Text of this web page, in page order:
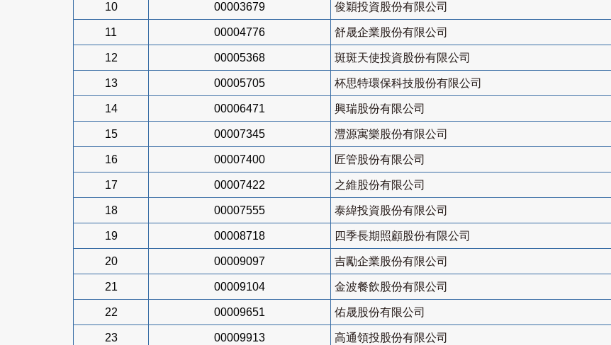
10 00003679 俊穎投資股份有限公司
11 00004776 舒晟企業股份有限公司
12 00005368 斑斑天使投資股份有限公司
13 00005705 杯思特環保科技股份有限公司
14 00006471 興瑞股份有限公司
15 00007345 灃源寓樂股份有限公司
16 00007400 匠管股份有限公司
17 00007422 之維股份有限公司
18 00007555 泰緯投資股份有限公司
19 00008718 四季長期照顧股份有限公司
20 00009097 吉勵企業股份有限公司
21 00009104 金波餐飲股份有限公司
22 00009651 佑晟股份有限公司
23 00009913 高通領投股份有限公司